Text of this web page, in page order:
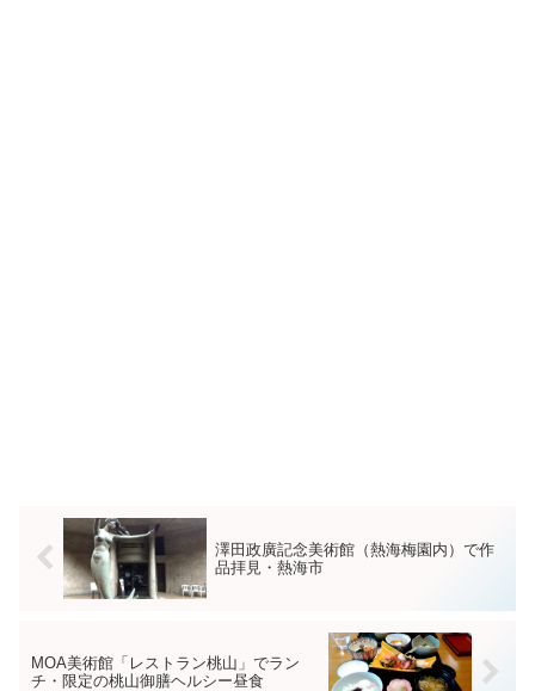
澤田政廣記念美術館（熱海梅園内）で作
品拝見・熱海市
MOA美術館「レストラン桃山」でラン
チ・限定の桃山御膳ヘルシー昼食